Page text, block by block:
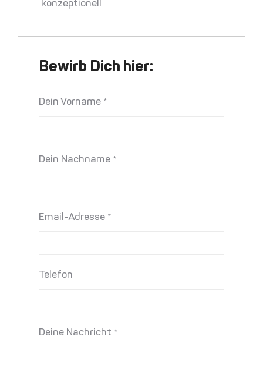
konzeptionell
Bewirb Dich hier:
Dein Vorname *
Dein Nachname *
Email-Adresse *
Telefon
Deine Nachricht *